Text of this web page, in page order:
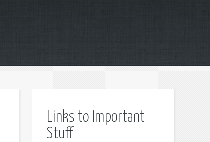
Links to Important
Stuff